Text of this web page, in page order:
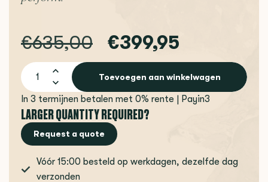
€635,00 €399,95
Toevoegen aan winkelwagen
In 3 termijnen betalen met 0% rente | Payin3
LARGER QUANTITY REQUIRED?
Request a quote
Vóór 15:00 besteld op werkdagen, dezelfde dag
verzonden